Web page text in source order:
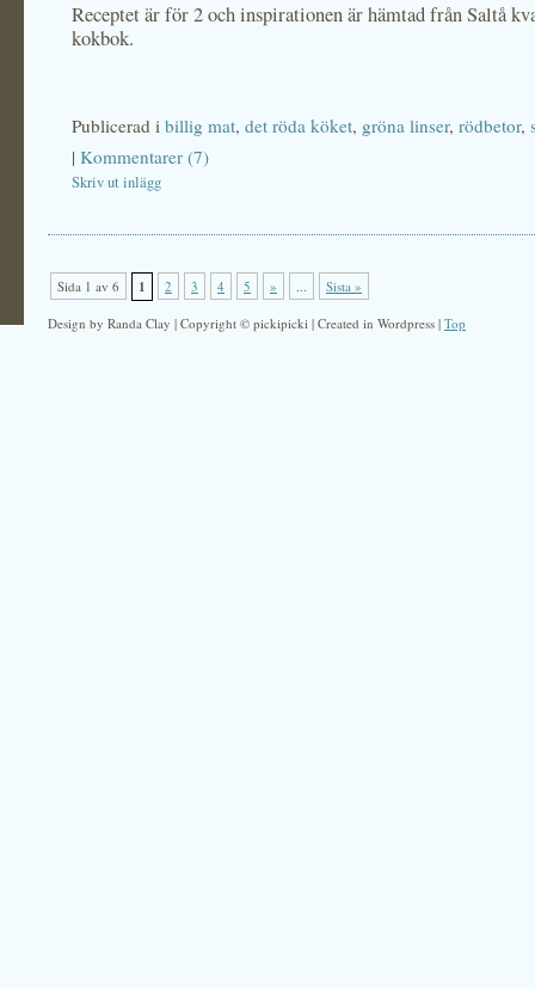
Receptet är för 2 och inspirationen är hämtad från Saltå
kokbok.
Publicerad i billig mat, det röda köket, gröna linser, rödbetor,
| Kommentarer (7)
Skriv ut inlägg
Sida 1 av 6 1 2 3 4 5 » ... Sista »
Design by Randa Clay | Copyright © pickipicki | Created in Wordpress | Top